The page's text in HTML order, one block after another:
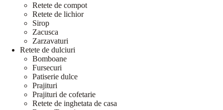
Retete de compot
Retete de lichior
Sirop
Zacusca
Zarzavaturi
Retete de dulciuri
Bomboane
Fursecuri
Patiserie dulce
Prajituri
Prajituri de cofetarie
Retete de inghetata de casa